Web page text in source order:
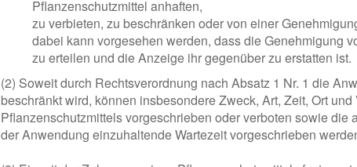
Pflanzenschutzmittel anhaften,
zu verbieten, zu beschränken oder von einer
dabei kann vorgesehen werden, dass die Genehmigung
zu erteilen und die Anzeige ihr gegenüber zu erstatten ist.
(2) Soweit durch Rechtsverordnung nach Absatz 1 Nr. 1 die
beschränkt wird, können insbesondere Zweck, Art, Zeit, Ort
Pflanzenschutzmittels vorgeschrieben oder verboten sowie die
der Anwendung einzuhaltende Wartezeit vorgeschrieben